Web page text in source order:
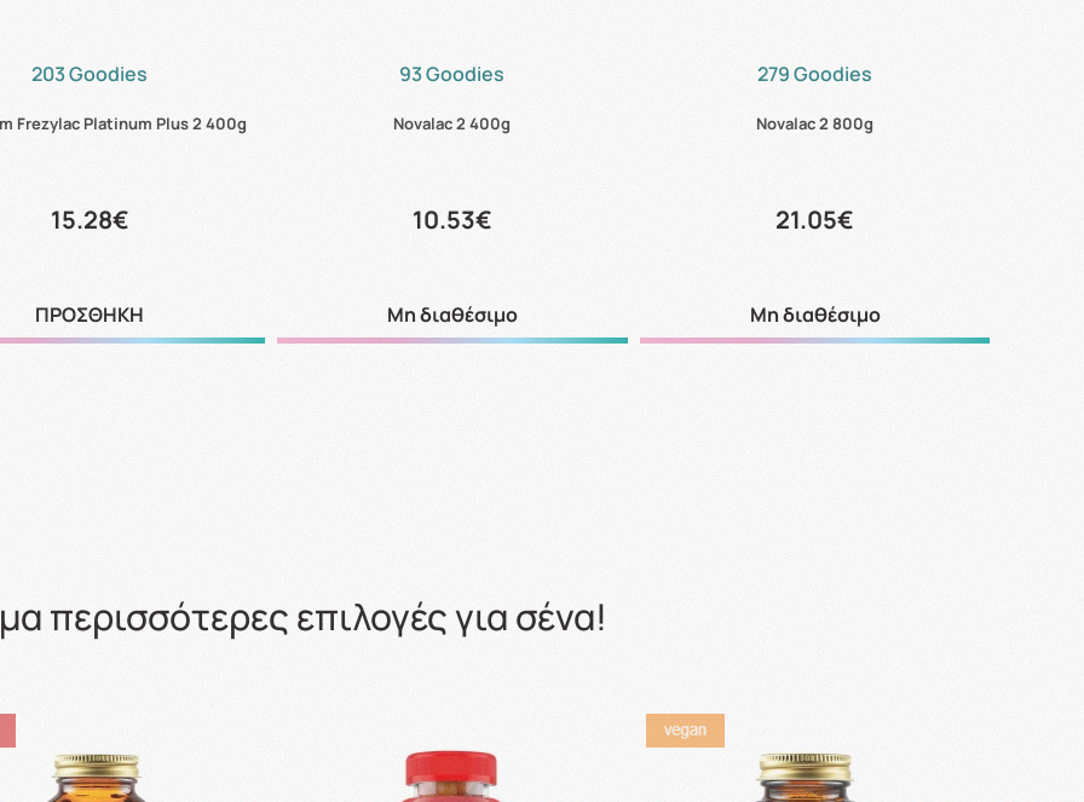
203 Goodies
Frezylac Platinum Plus 2 400g
15.28€
ΠΡΟΣΘΗΚΗ
93 Goodies
Novalac 2 400g
10.53€
Μη διαθέσιμο
279 Goodies
Novalac 2 800g
21.05€
Μη διαθέσιμο
περισσότερες επιλογές για σένα!